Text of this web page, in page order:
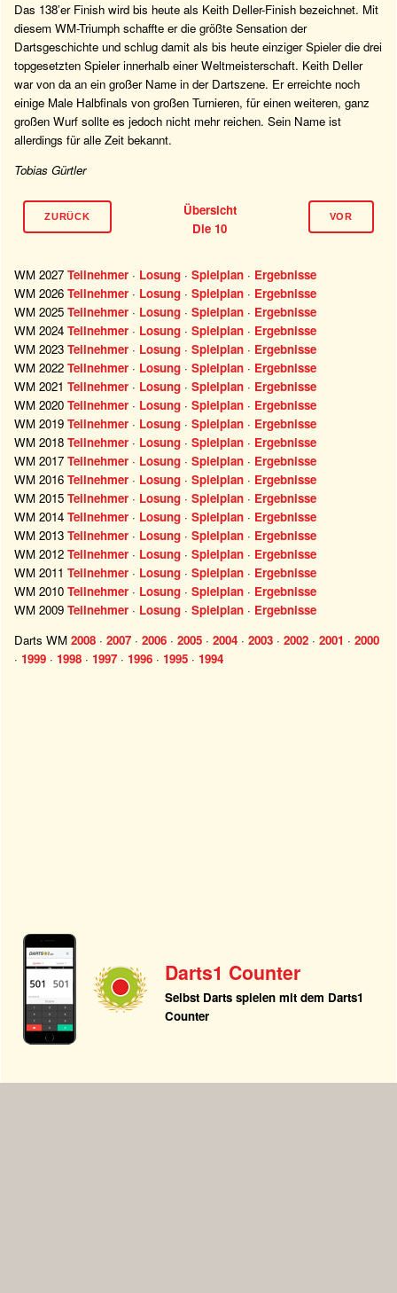
Das 138’er Finish wird bis heute als Keith Deller-Finish bezeichnet. Mit
diesem WM-Triumph schaffte er die größte Sensation der
Dartsgeschichte und schlug damit als bis heute einziger Spieler die drei
topgesetzten Spieler innerhalb einer Weltmeisterschaft. Keith Deller
war von da an ein großer Name in der Dartszene. Er erreichte noch
einige Male Halbfinals von großen Turnieren, für einen weiteren, ganz
großen Wurf sollte es jedoch nicht mehr reichen. Sein Name ist
allerdings für alle Zeit bekannt.
Tobias Gürtler
ZURÜCK
Übersicht
Die 10
VOR
WM 2027 Teilnehmer · Losung · Spielplan · Ergebnisse
WM 2026 Teilnehmer · Losung · Spielplan · Ergebnisse
WM 2025 Teilnehmer · Losung · Spielplan · Ergebnisse
WM 2024 Teilnehmer · Losung · Spielplan · Ergebnisse
WM 2023 Teilnehmer · Losung · Spielplan · Ergebnisse
WM 2022 Teilnehmer · Losung · Spielplan · Ergebnisse
WM 2021 Teilnehmer · Losung · Spielplan · Ergebnisse
WM 2020 Teilnehmer · Losung · Spielplan · Ergebnisse
WM 2019 Teilnehmer · Losung · Spielplan · Ergebnisse
WM 2018 Teilnehmer · Losung · Spielplan · Ergebnisse
WM 2017 Teilnehmer · Losung · Spielplan · Ergebnisse
WM 2016 Teilnehmer · Losung · Spielplan · Ergebnisse
WM 2015 Teilnehmer · Losung · Spielplan · Ergebnisse
WM 2014 Teilnehmer · Losung · Spielplan · Ergebnisse
WM 2013 Teilnehmer · Losung · Spielplan · Ergebnisse
WM 2012 Teilnehmer · Losung · Spielplan · Ergebnisse
WM 2011 Teilnehmer · Losung · Spielplan · Ergebnisse
WM 2010 Teilnehmer · Losung · Spielplan · Ergebnisse
WM 2009 Teilnehmer · Losung · Spielplan · Ergebnisse
Darts WM 2008 · 2007 · 2006 · 2005 · 2004 · 2003 · 2002 · 2001 · 2000
· 1999 · 1998 · 1997 · 1996 · 1995 · 1994
Darts1 Counter
Selbst Darts spielen mit dem Darts1
Counter